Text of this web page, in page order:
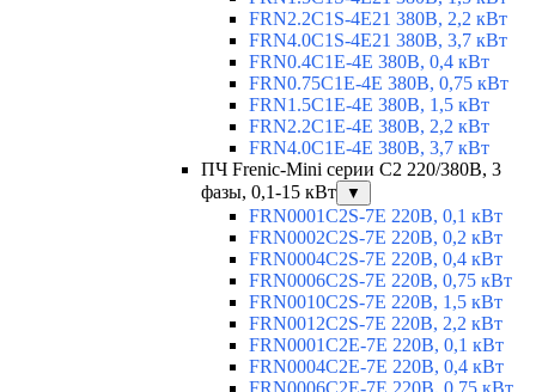
FRN2.2C1S-4E21 380В, 2,2 кВт
FRN4.0C1S-4E21 380В, 3,7 кВт
FRN0.4C1E-4E 380В, 0,4 кВт
FRN0.75C1E-4E 380В, 0,75 кВт
FRN1.5C1E-4E 380В, 1,5 кВт
FRN2.2C1E-4E 380В, 2,2 кВт
FRN4.0C1E-4E 380В, 3,7 кВт
ПЧ Frenic-Mini серии С2 220/380В, 3
фазы, 0,1-15 кВт
▼
FRN0001C2S-7E 220В, 0,1 кВт
FRN0002C2S-7E 220В, 0,2 кВт
FRN0004C2S-7E 220В, 0,4 кВт
FRN0006C2S-7E 220В, 0,75 кВт
FRN0010C2S-7E 220В, 1,5 кВт
FRN0012C2S-7E 220В, 2,2 кВт
FRN0001C2E-7E 220В, 0,1 кВт
FRN0004C2E-7E 220В, 0,4 кВт